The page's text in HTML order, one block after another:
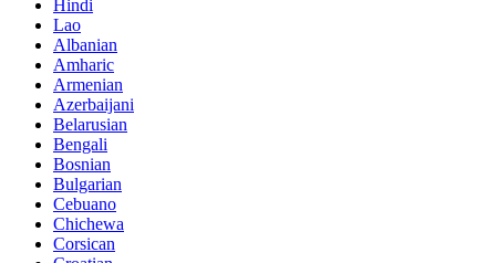
Hindi
Lao
Albanian
Amharic
Armenian
Azerbaijani
Belarusian
Bengali
Bosnian
Bulgarian
Cebuano
Chichewa
Corsican